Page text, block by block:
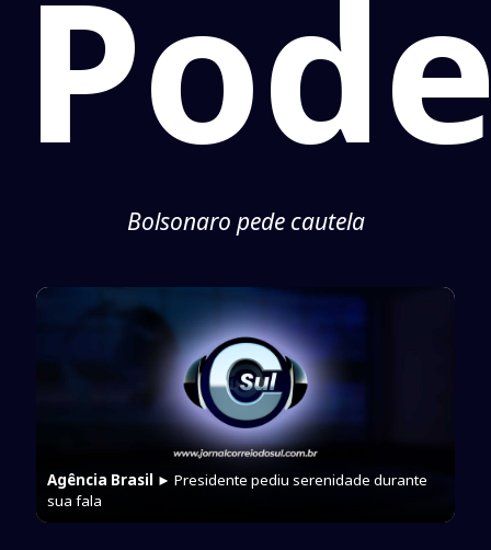
Bolsonaro pede cautela
Agência Brasil ► Presidente pediu serenidade durante
sua fala